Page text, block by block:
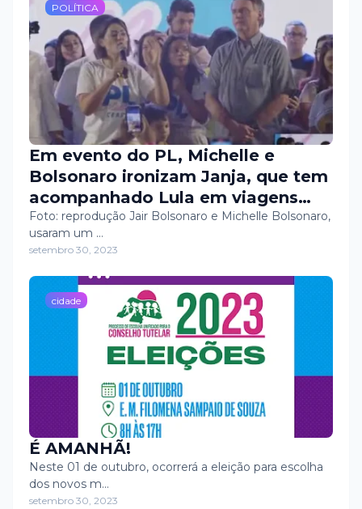
POLÍTICA
Em evento do PL, Michelle e
Bolsonaro ironizam Janja, que tem
acompanhado Lula em viagens
oficiais: ‘Turista’
Foto: reprodução Jair Bolsonaro e Michelle Bolsonaro,
usaram um …
setembro 30, 2023
cidade
É AMANHÃ!
Neste 01 de outubro, ocorrerá a eleição para escolha
dos novos m…
setembro 30, 2023